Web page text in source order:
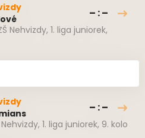
– : –
Nehvizdy, 1. liga juniorek,
– : –
Nehvizdy, 1. liga juniorek, 9. kolo